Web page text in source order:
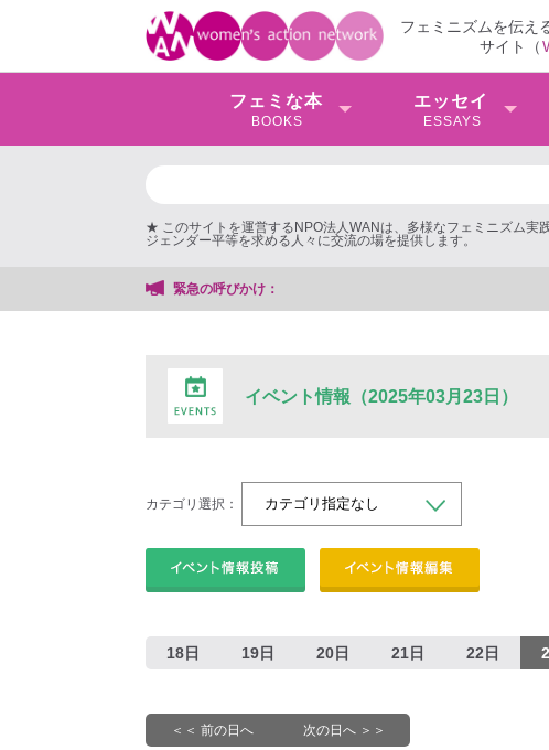
フェミニズムを伝え
サイト（
フェミな本
BOOKS
エッセイ
ESSAYS
★ このサイトを運営するNPO法人WANは、多様なフェミニズム実
ジェンダー平等を求める人々に交流の場を提供します。
緊急の呼びかけ：
イベント情報（2025年03月23日）
カテゴリ選択：
18日 19日 20日 21日 22日
＜＜ 前の日へ 次の日へ ＞＞